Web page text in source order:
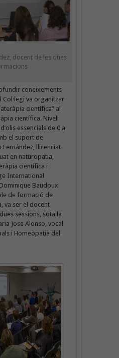
docent de les dues
coneixements
Col·legi va organitzar
científica” al
científica. Nivell
essencials de 0 a
el suport de
llicenciat
en naturopatia,
científica i
International
Baudoux
de formació de
va ser el docent
sessions, sota la
Jose Alonso, vocal
i Homeopatia del